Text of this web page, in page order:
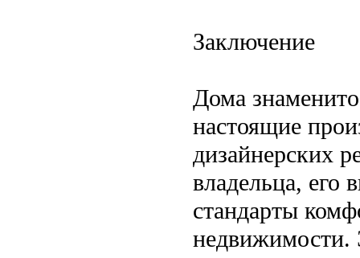
Заключение
Дома
настоящие
дизайнерских
владельца, его
стандарты
недвижимости.